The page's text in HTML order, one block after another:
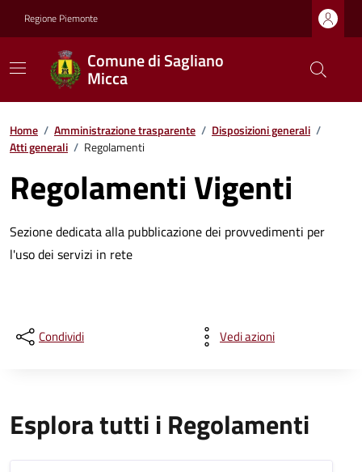
Regione Piemonte
Comune di Sagliano
Micca
Home / Amministrazione trasparente / Disposizioni generali /
Atti generali / Regolamenti
Regolamenti Vigenti
Sezione dedicata alla pubblicazione dei provvedimenti per
l'uso dei servizi in rete
Condividi Vedi azioni
Esplora tutti i Regolamenti